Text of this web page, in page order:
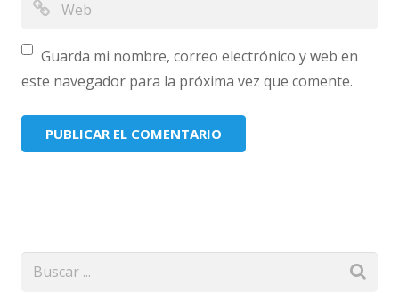
Guarda mi nombre, correo electrónico y web en
este navegador para la próxima vez que comente.